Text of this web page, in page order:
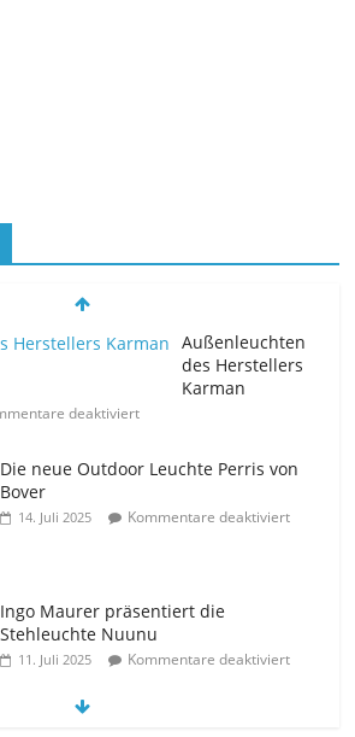
Außenleuchten
des Herstellers
Karman
deaktiviert
Die neue Outdoor Leuchte Perris von
Bover
14. Juli 2025 Kommentare deaktiviert
Ingo Maurer präsentiert die
Stehleuchte Nuunu
11. Juli 2025 Kommentare deaktiviert